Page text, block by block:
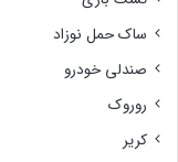
ساک حمل نوزاد
صندلی خودرو
روروک
کریر